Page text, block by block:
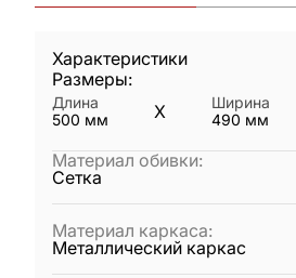
Характеристики
Размеры:
Длина
500 мм X
Ширина
490 мм
Материал обивки:
Сетка
Материал каркаса:
Металлический каркас